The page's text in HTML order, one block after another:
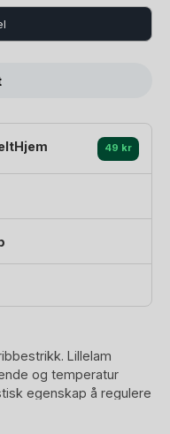
49 kr
Lillelam
og temperatur
egenskap å regulere